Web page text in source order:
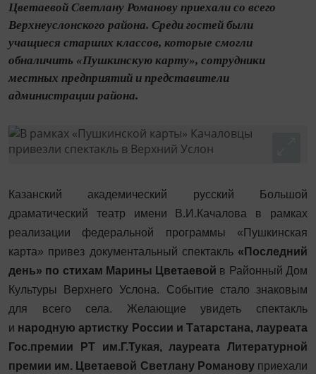
Цветаевой Светлану Романову приехали со всего
Верхнеуслонского района. Среди гостей были
учащиеся старших классов, которые смогли
обналичить «Пушкинскую карту», сотрудники
местных предприятий и представители
администрации района.
Казанский академический русский Большой
драматический театр имени В.И.Качалова в рамках
реализации федеральной программы «Пушкинская
карта» привез документальный спектакль «Последний
день» по стихам Марины Цветаевой в Районный Дом
Культуры Верхнего Услона. Событие стало знаковым
для всего села. Желающие увидеть спектакль
и народную артистку России и Татарстана, лауреата
Гос.премии РТ им.Г.Тукая, лауреата Литературной
премии им. Цветаевой Светлану Романовуприехали